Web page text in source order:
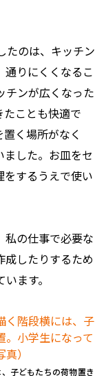
たのは、キッチン
通りにくくなるこ
チンが広くなった
ことも快適で
く場所がなく
した。お皿をセ
をするうえで使い
の仕事で必要な
成したりするため
ます。
子どもたちの荷物置き